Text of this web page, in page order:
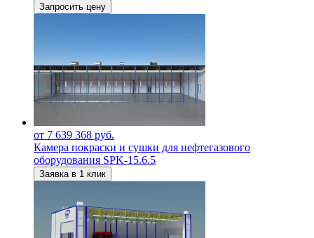
Запросить цену
от 7 639 368 руб.
Камера покраски и сушки для нефтегазового
оборудования SPK-15.6.5
Заявка в 1 клик